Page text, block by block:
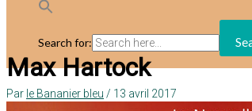
Search for:
Max Hartock
Par le Bananier bleu / 13 avril 2017